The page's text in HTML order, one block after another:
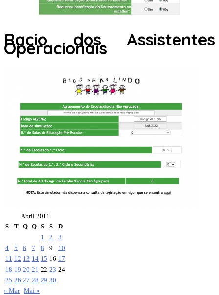
Racio dos Assistentes
Operacionais
Abril 2011
S
T Q Q S S
D
1
2
3
4
5 6 7 8 9
10
11 12 13 14 15 16 17
18 19 20 21 22 23 24
25 26 27 28 29 30
« Mar Mai »